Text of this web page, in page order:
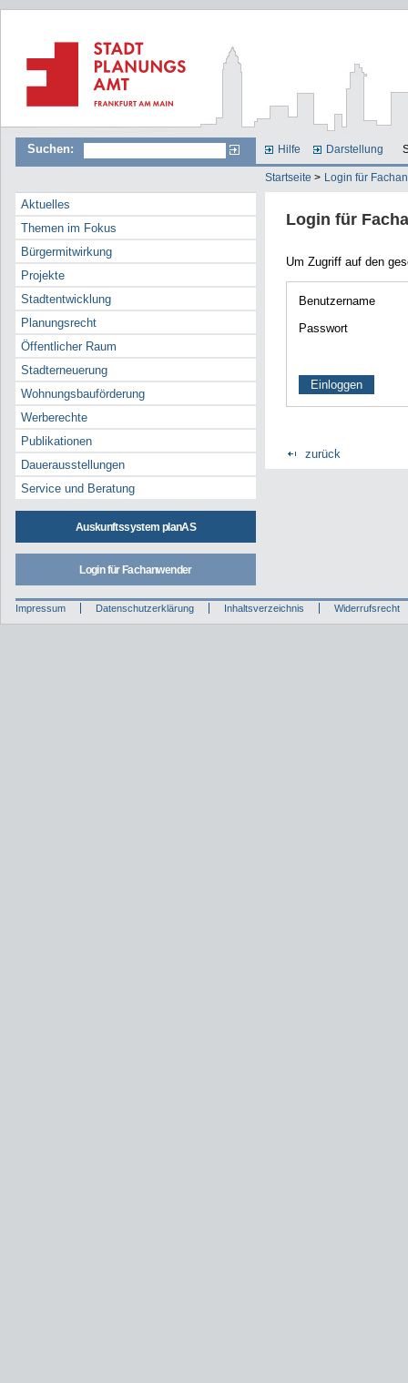
Suchen: Hilfe Darstellung
Startseite > Login für
Aktuelles
Themen im Fokus
Bürgermitwirkung
Projekte
Stadtentwicklung
Planungsrecht
Öffentlicher Raum
Stadterneuerung
Wohnungsbauförderung
Werberechte
Publikationen
Dauerausstellungen
Service und Beratung
Auskunftssystem planAS
Login für Fachanwender
Login für
Um Zugriff auf den
Benutzername
Passwort
zurück
Impressum Datenschutzerklärung Inhaltsverzeichnis Widerrufsrecht